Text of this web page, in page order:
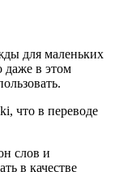
для маленьких
даже в этом
что в переводе
слов и
в качестве